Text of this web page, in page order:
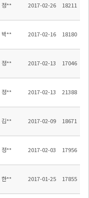
(수정본)
정** 2017-02-26 18211
박** 2017-02-16 18180
정** 2017-02-13 17046
스노선 안내
정** 2017-02-13 21388
김** 2017-02-09 18671
정** 2017-02-03 17956
한** 2017-01-25 17855